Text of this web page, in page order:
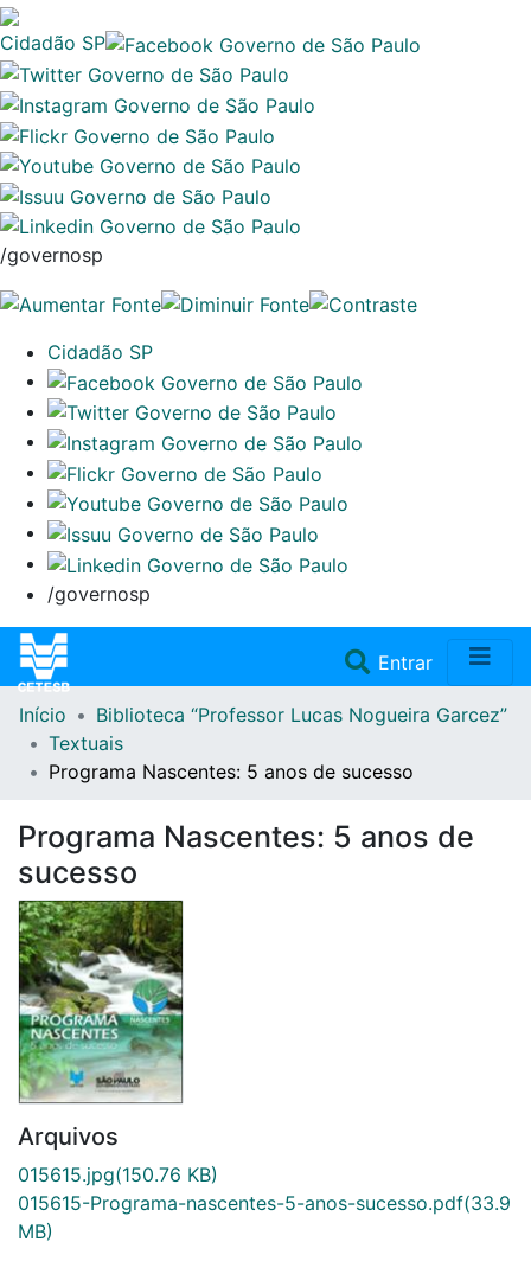
Cidadão SP
/governosp
Cidadão SP
/governosp
Entrar(current)
Home
Repositório
Doações/Aquisições
Fale Conosco
Início
Biblioteca “Professor Lucas Nogueira Garcez”
Textuais
Programa Nascentes: 5 anos de sucesso
Programa Nascentes: 5 anos de
sucesso
Arquivos
015615.jpg(150.76 KB)
015615-Programa-nascentes-5-anos-sucesso.pdf(33.9
MB)